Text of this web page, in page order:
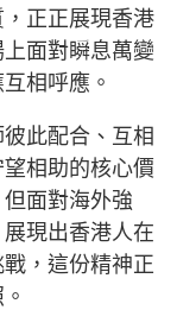
正正展現香港
面對瞬息萬變
相呼應。
此配合、互相
相助的核心價
面對海外強
現出香港人在
，這份精神正